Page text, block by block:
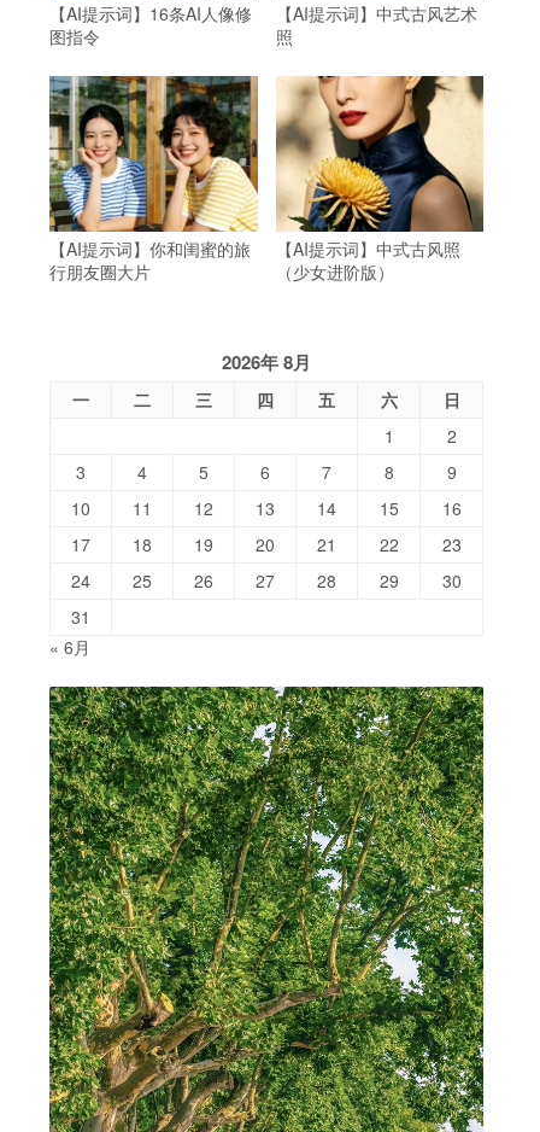
【AI提示词】16条AI人像修
图指令
【AI提示词】中式古风艺术
照
【AI提示词】你和闺蜜的旅
行朋友圈大片
【AI提示词】中式古风照
（少女进阶版）
2026年 8月
一 二 三 四 五 六
日
1
2
3
4 5 6 7 8
9
10
11 12 13 14 15
16
17
18 19 20 21 22
23
24
25 26 27 28 29
30
31
« 6月